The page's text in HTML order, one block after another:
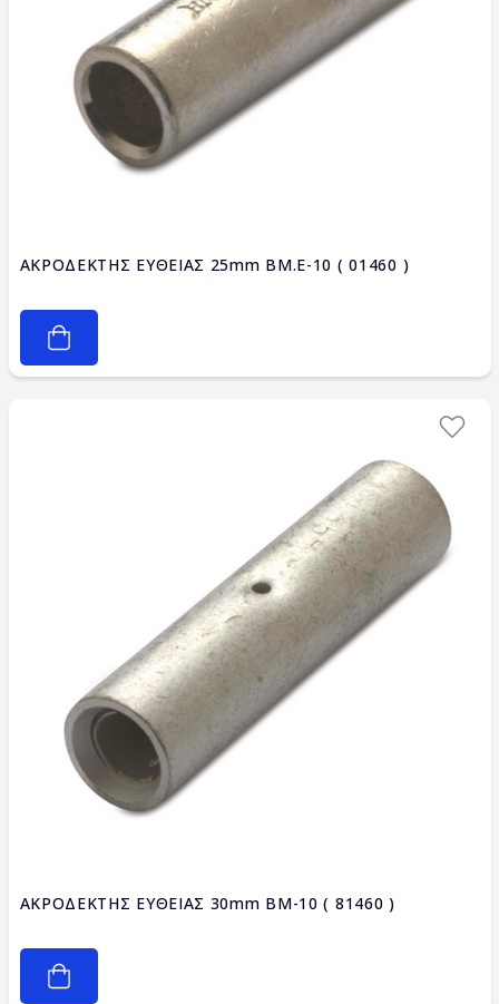
ΑΚΡΟΔΕΚΤΗΣ ΕΥΘΕΙΑΣ 25mm BM.E-10 ( 01460 )
ΑΚΡΟΔΕΚΤΗΣ ΕΥΘΕΙΑΣ 30mm BM-10 ( 81460 )